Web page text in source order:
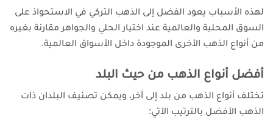
لهذه الأسباب يعود الفضل إلى الذهب التركي في الاستحواذ على
السوق المحلية والعالمية عند اختيار الحلي والجواهر مقارنة بغيره
من أنواع الذهب الأخرى الموجودة داخل الأسواق العالمية.
أفضل أنواع الذهب من حيث البلد
تختلف أنواع الذهب من بلد إلى آخر، ويمكن تصنيف البلدان ذات
الذهب الأفضل بالترتيب الآتي: